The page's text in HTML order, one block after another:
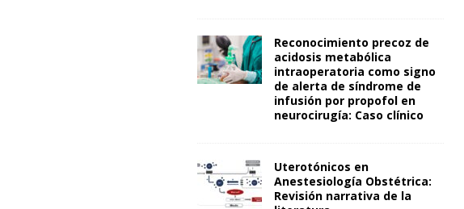
Reconocimiento precoz de
acidosis metabólica
intraoperatoria como signo
de alerta de síndrome de
infusión por propofol en
neurocirugía: Caso clínico
Uterotónicos en
Anestesiología Obstétrica:
Revisión narrativa de la